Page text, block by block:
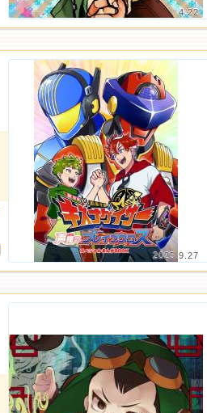
4.22
2025.9.27